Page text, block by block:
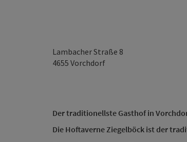
Lambacher Straße 8
4655 Vorchdorf
Der traditionellste Gasthof in
Die Hoftaverne Ziegelböck ist der